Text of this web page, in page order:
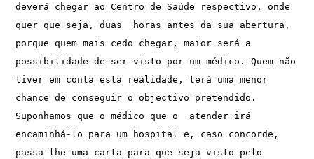
deverá chegar ao Centro de Saúde respectivo, onde
quer que seja, duas  horas antes da sua abertura,
porque quem mais cedo chegar, maior será a
possibilidade de ser visto por um médico. Quem não
tiver em conta esta realidade, terá uma menor
chance de conseguir o objectivo pretendido.
Suponhamos que o médico que o  atender irá
encaminhá-lo para um hospital e, caso concorde,
passa-lhe uma carta para que seja visto pelo